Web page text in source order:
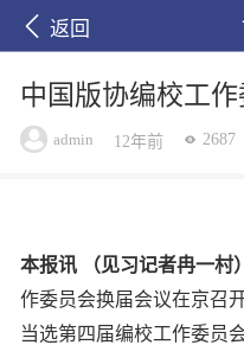
返回
中国版协编校工
admin 12年前 2687
本报讯 （见习记者冉一村）
作委员会换届会议在京召
当选第四届编校工作委员